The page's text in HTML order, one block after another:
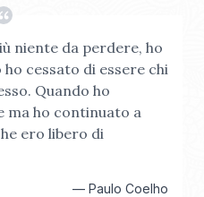
niente da perdere, ho
cessato di essere chi
Quando ho
ma ho continuato a
ero libero di
— Paulo Coelho